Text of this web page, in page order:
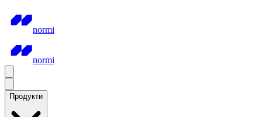
normi
normi
Продукти